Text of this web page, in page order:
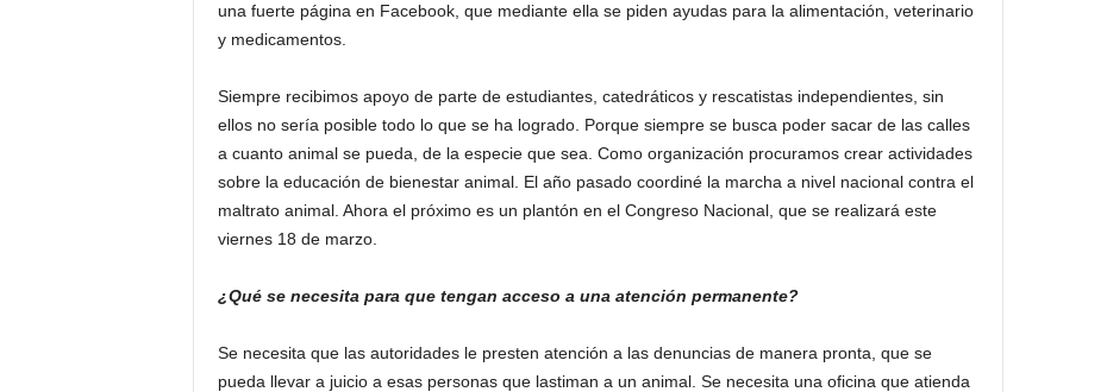
una fuerte página en Facebook, que mediante ella se piden ayudas para la alimentación, veterinario
y medicamentos.
Siempre recibimos apoyo de parte de estudiantes, catedráticos y rescatistas independientes, sin
ellos no sería posible todo lo que se ha logrado. Porque siempre se busca poder sacar de las calles
a cuanto animal se pueda, de la especie que sea. Como organización procuramos crear actividades
sobre la educación de bienestar animal. El año pasado coordiné la marcha a nivel nacional contra el
maltrato animal. Ahora el próximo es un plantón en el Congreso Nacional, que se realizará este
viernes 18 de marzo.
¿Qué se necesita para que tengan acceso a una atención permanente?
Se necesita que las autoridades le presten atención a las denuncias de manera pronta, que se
pueda llevar a juicio a esas personas que lastiman a un animal. Se necesita una oficina que atienda